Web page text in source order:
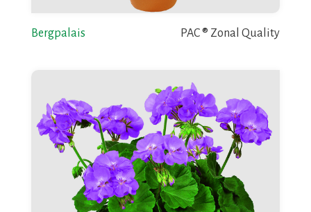
Bergpalais PAC ® Zonal Quality